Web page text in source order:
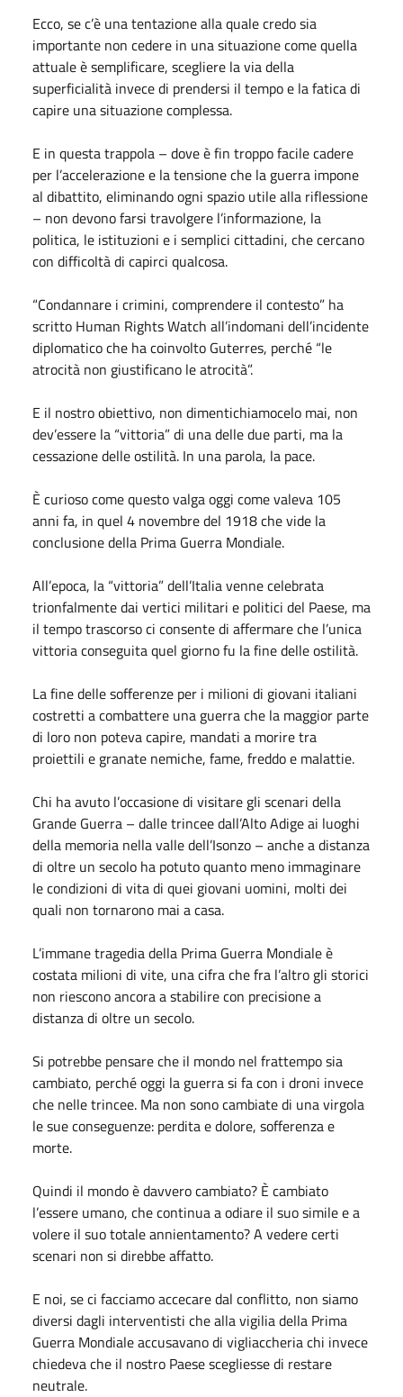
Ecco, se c’è una tentazione alla quale credo sia
importante non cedere in una situazione come quella
attuale è semplificare, scegliere la via della
superficialità invece di prendersi il tempo e la fatica di
capire una situazione complessa.
E in questa trappola – dove è fin troppo facile cadere
per l’accelerazione e la tensione che la guerra impone
al dibattito, eliminando ogni spazio utile alla riflessione
– non devono farsi travolgere l’informazione, la
politica, le istituzioni e i semplici cittadini, che cercano
con difficoltà di capirci qualcosa.
“Condannare i crimini, comprendere il contesto” ha
scritto Human Rights Watch all’indomani dell’incidente
diplomatico che ha coinvolto Guterres, perché “le
atrocità non giustificano le atrocità”.
E il nostro obiettivo, non dimentichiamocelo mai, non
dev’essere la “vittoria” di una delle due parti, ma la
cessazione delle ostilità. In una parola, la pace.
È curioso come questo valga oggi come valeva 105
anni fa, in quel 4 novembre del 1918 che vide la
conclusione della Prima Guerra Mondiale.
All’epoca, la “vittoria” dell’Italia venne celebrata
trionfalmente dai vertici militari e politici del Paese, ma
il tempo trascorso ci consente di affermare che l’unica
vittoria conseguita quel giorno fu la fine delle ostilità.
La fine delle sofferenze per i milioni di giovani italiani
costretti a combattere una guerra che la maggior parte
di loro non poteva capire, mandati a morire tra
proiettili e granate nemiche, fame, freddo e malattie.
Chi ha avuto l’occasione di visitare gli scenari della
Grande Guerra – dalle trincee dall’Alto Adige ai luoghi
della memoria nella valle dell’Isonzo – anche a distanza
di oltre un secolo ha potuto quanto meno immaginare
le condizioni di vita di quei giovani uomini, molti dei
quali non tornarono mai a casa.
L’immane tragedia della Prima Guerra Mondiale è
costata milioni di vite, una cifra che fra l’altro gli storici
non riescono ancora a stabilire con precisione a
distanza di oltre un secolo.
Si potrebbe pensare che il mondo nel frattempo sia
cambiato, perché oggi la guerra si fa con i droni invece
che nelle trincee. Ma non sono cambiate di una virgola
le sue conseguenze: perdita e dolore, sofferenza e
morte.
Quindi il mondo è davvero cambiato? È cambiato
l’essere umano, che continua a odiare il suo simile e a
volere il suo totale annientamento? A vedere certi
scenari non si direbbe affatto.
E noi, se ci facciamo accecare dal conflitto, non siamo
diversi dagli interventisti che alla vigilia della Prima
Guerra Mondiale accusavano di vigliaccheria chi invece
chiedeva che il nostro Paese scegliesse di restare
neutrale.